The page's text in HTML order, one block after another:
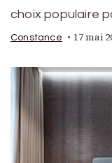
choix populaire
Constance 17 mai